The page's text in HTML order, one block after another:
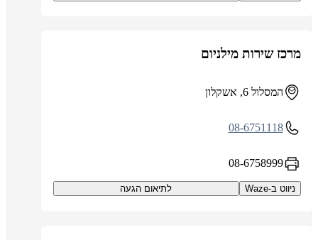
מרכז שירות מילניום
המסלול 6, אשקלון
08-6751118
08-6758999
ניווט ב-Waze לתיאום הגעה